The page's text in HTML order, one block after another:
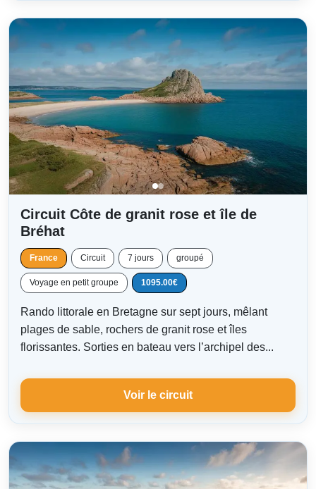
Circuit Côte de granit rose et île de
Bréhat
France Circuit 7 jours groupé
Voyage en petit groupe 1095.00€
Rando littorale en Bretagne sur sept jours, mêlant
plages de sable, rochers de granit rose et îles
florissantes. Sorties en bateau vers l’archipel des...
Voir le circuit